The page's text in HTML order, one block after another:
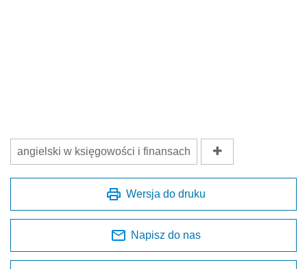
angielski w księgowości i finansach
Wersja do druku
Napisz do nas